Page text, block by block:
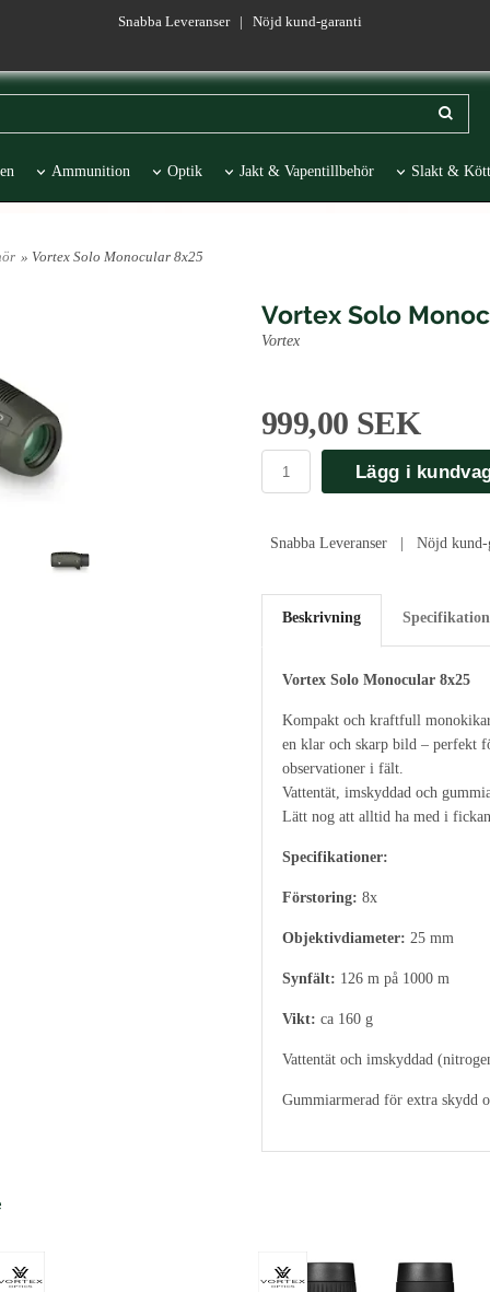
Snabba Leveranser | Nöjd kund-garanti
Ammunition Optik Jakt & Vapentillbehör Slakt &
» Vortex Solo Monocular 8x25
Vortex Solo
Vortex
999,00 SEK
Lägg i
Snabba Leveranser | Nöjd kund-
Beskrivning
Vortex Solo Monocular 8x25
Kompakt och kraftfull
en klar och skarp bild – perfekt
observationer i fält.
Vattentät, imskyddad och
Lätt nog att alltid ha med i
Specifikationer:
Förstoring: 8x
Objektivdiameter: 25 mm
Synfält: 126 m på 1000 m
Vikt: ca 160 g
Vattentät och imskyddad
Gummiarmerad för extra skydd